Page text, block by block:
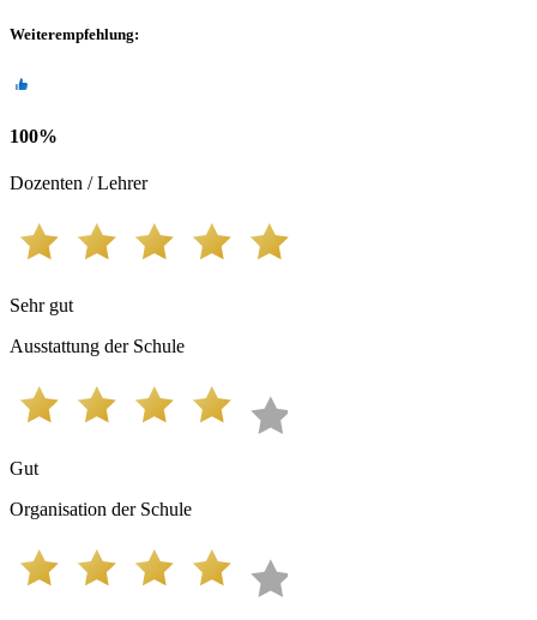
Weiterempfehlung:
100%
Dozenten / Lehrer
Sehr gut
Ausstattung der Schule
Gut
Organisation der Schule